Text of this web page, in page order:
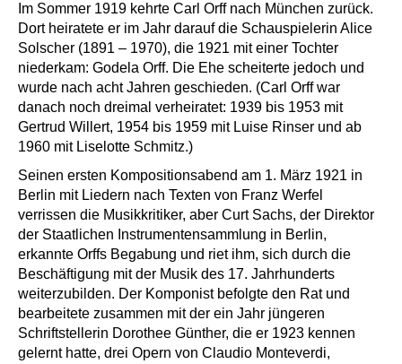
Im Sommer 1919 kehrte Carl Orff nach München zurück.
Dort heiratete er im Jahr darauf die Schauspielerin Alice
Solscher (1891 – 1970), die 1921 mit einer Tochter
niederkam: Godela Orff. Die Ehe scheiterte jedoch und
wurde nach acht Jahren geschieden. (Carl Orff war
danach noch dreimal verheiratet: 1939 bis 1953 mit
Gertrud Willert, 1954 bis 1959 mit Luise Rinser und ab
1960 mit Liselotte Schmitz.)
Seinen ersten Kompositionsabend am 1. März 1921 in
Berlin mit Liedern nach Texten von Franz Werfel
verrissen die Musikkritiker, aber Curt Sachs, der Direktor
der Staatlichen Instrumentensammlung in Berlin,
erkannte Orffs Begabung und riet ihm, sich durch die
Beschäftigung mit der Musik des 17. Jahrhunderts
weiterzubilden. Der Komponist befolgte den Rat und
bearbeitete zusammen mit der ein Jahr jüngeren
Schriftstellerin Dorothee Günther, die er 1923 kennen
gelernt hatte, drei Opern von Claudio Monteverdi,